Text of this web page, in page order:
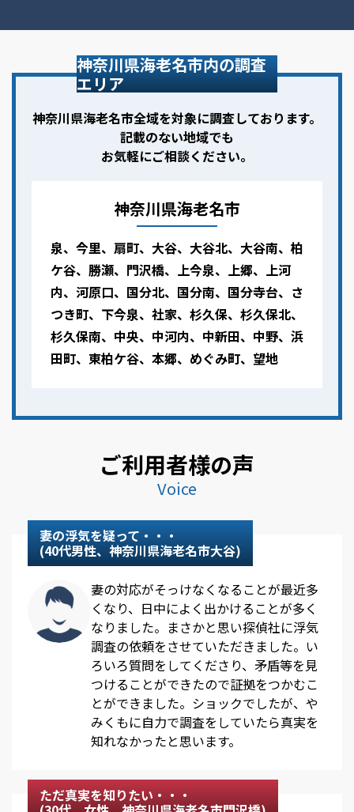
神奈川県海老名市内の調査
エリア
神奈川県海老名市全域を対象に調査しております。
記載のない地域でも
お気軽にご相談ください。
神奈川県海老名市
泉、今里、扇町、大谷、大谷北、大谷南、柏
ケ谷、勝瀬、門沢橋、上今泉、上郷、上河
内、河原口、国分北、国分南、国分寺台、さ
つき町、下今泉、社家、杉久保、杉久保北、
杉久保南、中央、中河内、中新田、中野、浜
田町、東柏ケ谷、本郷、めぐみ町、望地
ご利用者様の声
Voice
妻の浮気を疑って・・・
(40代男性、神奈川県海老名市大谷)
妻の対応がそっけなくなることが最近多
くなり、日中によく出かけることが多く
なりました。まさかと思い探偵社に浮気
調査の依頼をさせていただきました。い
ろいろ質問をしてくださり、矛盾等を見
つけることができたので証拠をつかむこ
とができました。ショックでしたが、や
みくもに自力で調査をしていたら真実を
知れなかったと思います。
ただ真実を知りたい・・・